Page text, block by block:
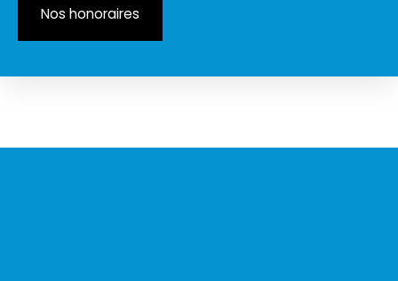
Nos honoraires